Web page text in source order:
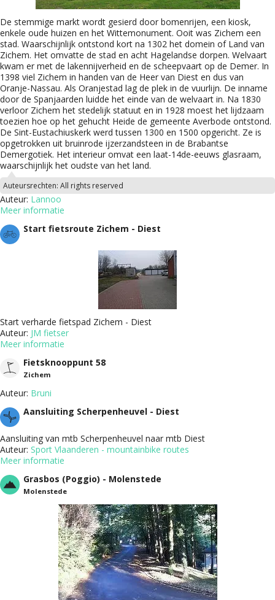
De stemmige markt wordt gesierd door bomenrijen, een kiosk,
enkele oude huizen en het Wittemonument. Ooit was Zichem een
stad. Waarschijnlijk ontstond kort na 1302 het domein of Land van
Zichem. Het omvatte de stad en acht Hagelandse dorpen. Welvaart
kwam er met de lakennijverheid en de scheepvaart op de Demer. In
1398 viel Zichem in handen van de Heer van Diest en dus van
Oranje-Nassau. Als Oranjestad lag de plek in de vuurlijn. De inname
door de Spanjaarden luidde het einde van de welvaart in. Na 1830
verloor Zichem het stedelijk statuut en in 1928 moest het lijdzaam
toezien hoe op het gehucht Heide de gemeente Averbode ontstond.
De Sint-Eustachiuskerk werd tussen 1300 en 1500 opgericht. Ze is
opgetrokken uit bruinrode ijzerzandsteen in de Brabantse
Demergotiek. Het interieur omvat een laat-14de-eeuws glasraam,
waarschijnlijk het oudste van het land.
Auteursrechten: All rights reserved
Auteur: Lannoo
Meer informatie
Start fietsroute Zichem - Diest
Start verharde fietspad Zichem - Diest
Auteur: JM fietser
Meer informatie
Fietsknooppunt 58
Zichem
Auteur: Bruni
Aansluiting Scherpenheuvel - Diest
Aansluiting van mtb Scherpenheuvel naar mtb Diest
Auteur: Sport Vlaanderen - mountainbike routes
Meer informatie
Grasbos (Poggio) - Molenstede
Molenstede